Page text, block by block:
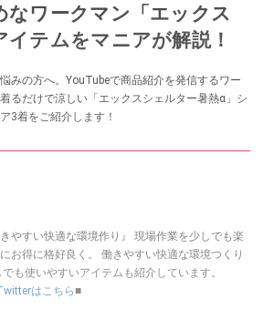
なワークマン「エックス
イテムをマニアが解説！
みの方へ。YouTubeで商品紹介を発信するワー
るだけで涼しい「エックスシェルター暑熱α」シ
3着をご紹介します！
な環境作り』 現場作業を少しでも楽
お得に格好良く。 働きやすい快適な環境つくり
も使いやすいアイテムも紹介しています。
はこちら■